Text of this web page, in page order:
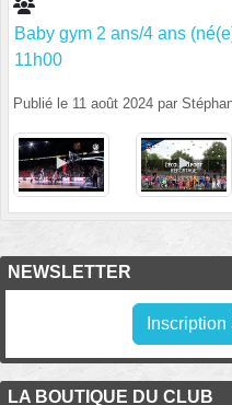
Baby gym 2 ans/4 ans
11h00
Publié le 11 août 2024 par
NEWSLETTER
LA BOUTIQUE DU CLUB